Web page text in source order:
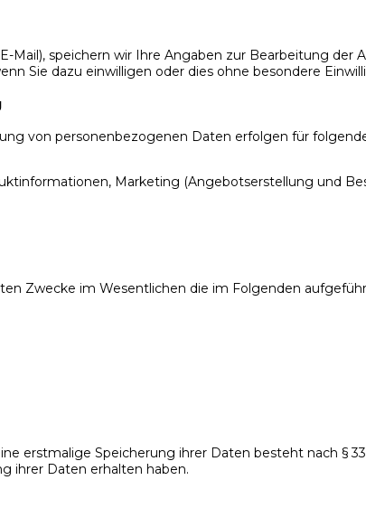
speichern wir Ihre Angaben zur Bearbeitung der
Sie dazu einwilligen oder dies ohne besondere
von personenbezogenen Daten erfolgen für
Marketing (Angebotserstellung und
Zwecke im Wesentlichen die im Folgenden
erstmalige Speicherung ihrer Daten besteht nach §
ihrer Daten erhalten haben.